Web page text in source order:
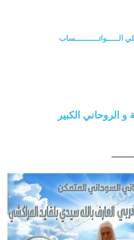
الــــــواتــــــــــــساب
الروحاني الكبير